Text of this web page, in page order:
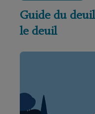
Guide du
le deuil